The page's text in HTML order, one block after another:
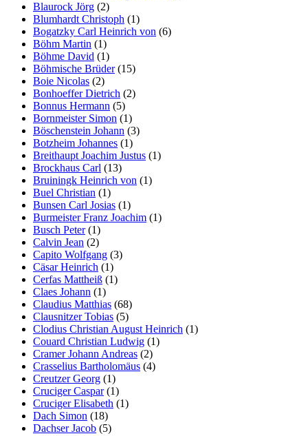
Blaurock Jörg (2)
Blumhardt Christoph (1)
Bogatzky Carl Heinrich von (6)
Böhm Martin (1)
Böhme David (1)
Böhmische Brüder(15)
Boie Nicolas (2)
Bonhoeffer Dietrich (2)
Bonnus Hermann (5)
Bornmeister Simon (1)
Böschenstein Johann (3)
Botzheim Johannes (1)
Breithaupt Joachim Justus (1)
Brockhaus Carl (13)
Bruiningk Heinrich von (1)
Buel Christian (1)
Bunsen Carl Josias (1)
Burmeister Franz Joachim (1)
Busch Peter(1)
Calvin Jean (2)
Capito Wolfgang (3)
Cäsar Heinrich (1)
Cerfas Mattheiß (1)
Claes Johann (1)
Claudius Matthias (68)
Clausnitzer Tobias (5)
Clodius Christian August Heinrich (1)
Couard Christian Ludwig (1)
Cramer Johann Andreas (2)
Crasselius Bartholomäus (4)
Creutzer Georg (1)
Cruciger Caspar(1)
Cruciger Elisabeth (1)
Dach Simon (18)
Dachser Jacob (5)